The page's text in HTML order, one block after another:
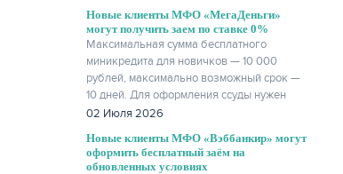
Новые клиенты МФО «МегаДеньги»
могут получить заем по ставке 0%
Максимальная сумма бесплатного
миникредита для новичков — 10 000
рублей, максимально возможный срок —
10 дней. Для оформления ссуды нужен
только паспорт.
02 Июля 2026
Новые клиенты МФО «Вэббанкир» могут
оформить бесплатный заём на
обновленных условиях